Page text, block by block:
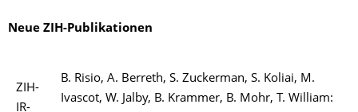
Neue ZIH-Publikationen
ZIH-
IR-
B. Risio, A. Berreth, S. Zuckerman, S. Koliai, M.
Ivascot, W. Jalby, B. Krammer, B. Mohr, T. William: